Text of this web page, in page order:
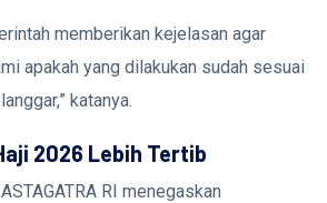
memberikan kejelasan agar
apakah yang dilakukan sudah sesuai
katanya.
2026 Lebih Tertib
RI menegaskan